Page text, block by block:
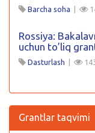
Barcha soha |
Rossiya:
uchun to’liq
Dasturlash |
Grantlar taqvimi